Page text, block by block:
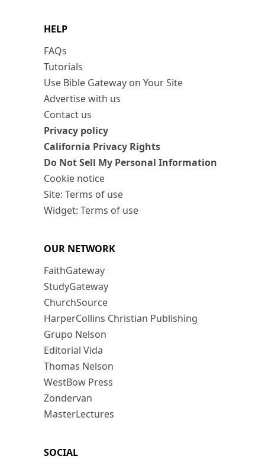
HELP
FAQs
Tutorials
Use Bible Gateway on Your Site
Advertise with us
Contact us
Privacy policy
California Privacy Rights
Do Not Sell My Personal Information
Cookie notice
Site: Terms of use
Widget: Terms of use
OUR NETWORK
FaithGateway
StudyGateway
ChurchSource
HarperCollins Christian Publishing
Grupo Nelson
Editorial Vida
Thomas Nelson
WestBow Press
Zondervan
MasterLectures
SOCIAL